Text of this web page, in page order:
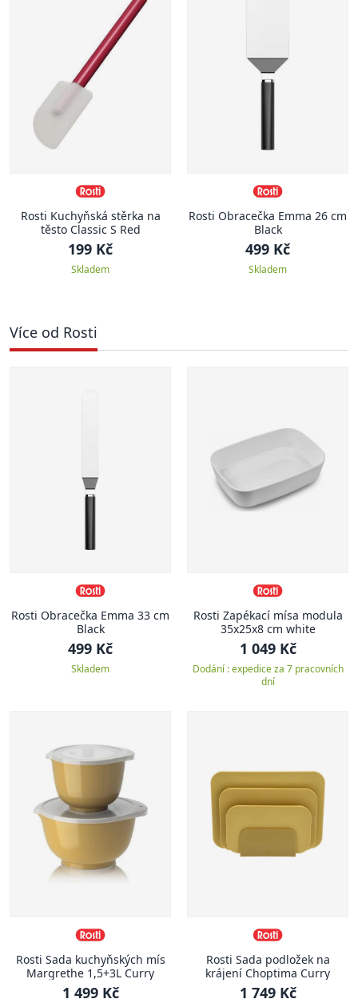
Rosti Kuchyňská stěrka na
těsto Classic S Red
199 Kč
Skladem
Rosti Obracečka Emma 26 cm
Black
499 Kč
Skladem
Více od Rosti
Rosti Obracečka Emma 33 cm
Black
499 Kč
Skladem
Rosti Zapékací mísa modula
35x25x8 cm white
1 049 Kč
Dodání : expedice za 7 pracovních
dní
Rosti Sada kuchyňských mís
Margrethe 1,5+3L Curry
1 499 Kč
Rosti Sada podložek na
krájení Choptima Curry
1 749 Kč